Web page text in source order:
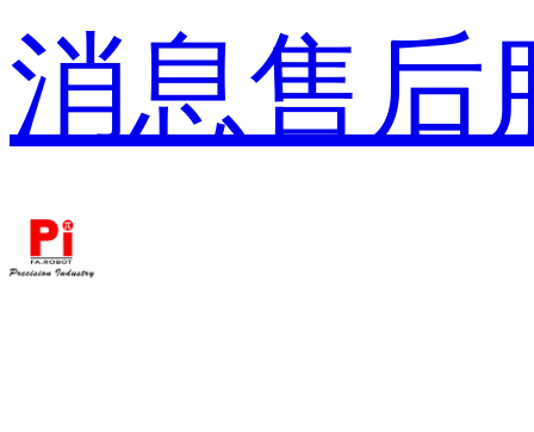
消息售后